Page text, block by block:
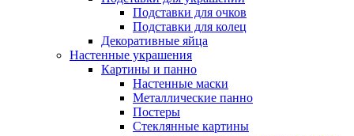
Подставки для очков
Подставки для колец
Декоративные яйца
Настенные украшения
Картины и панно
Настенные маски
Металлические панно
Постеры
Стеклянные картины